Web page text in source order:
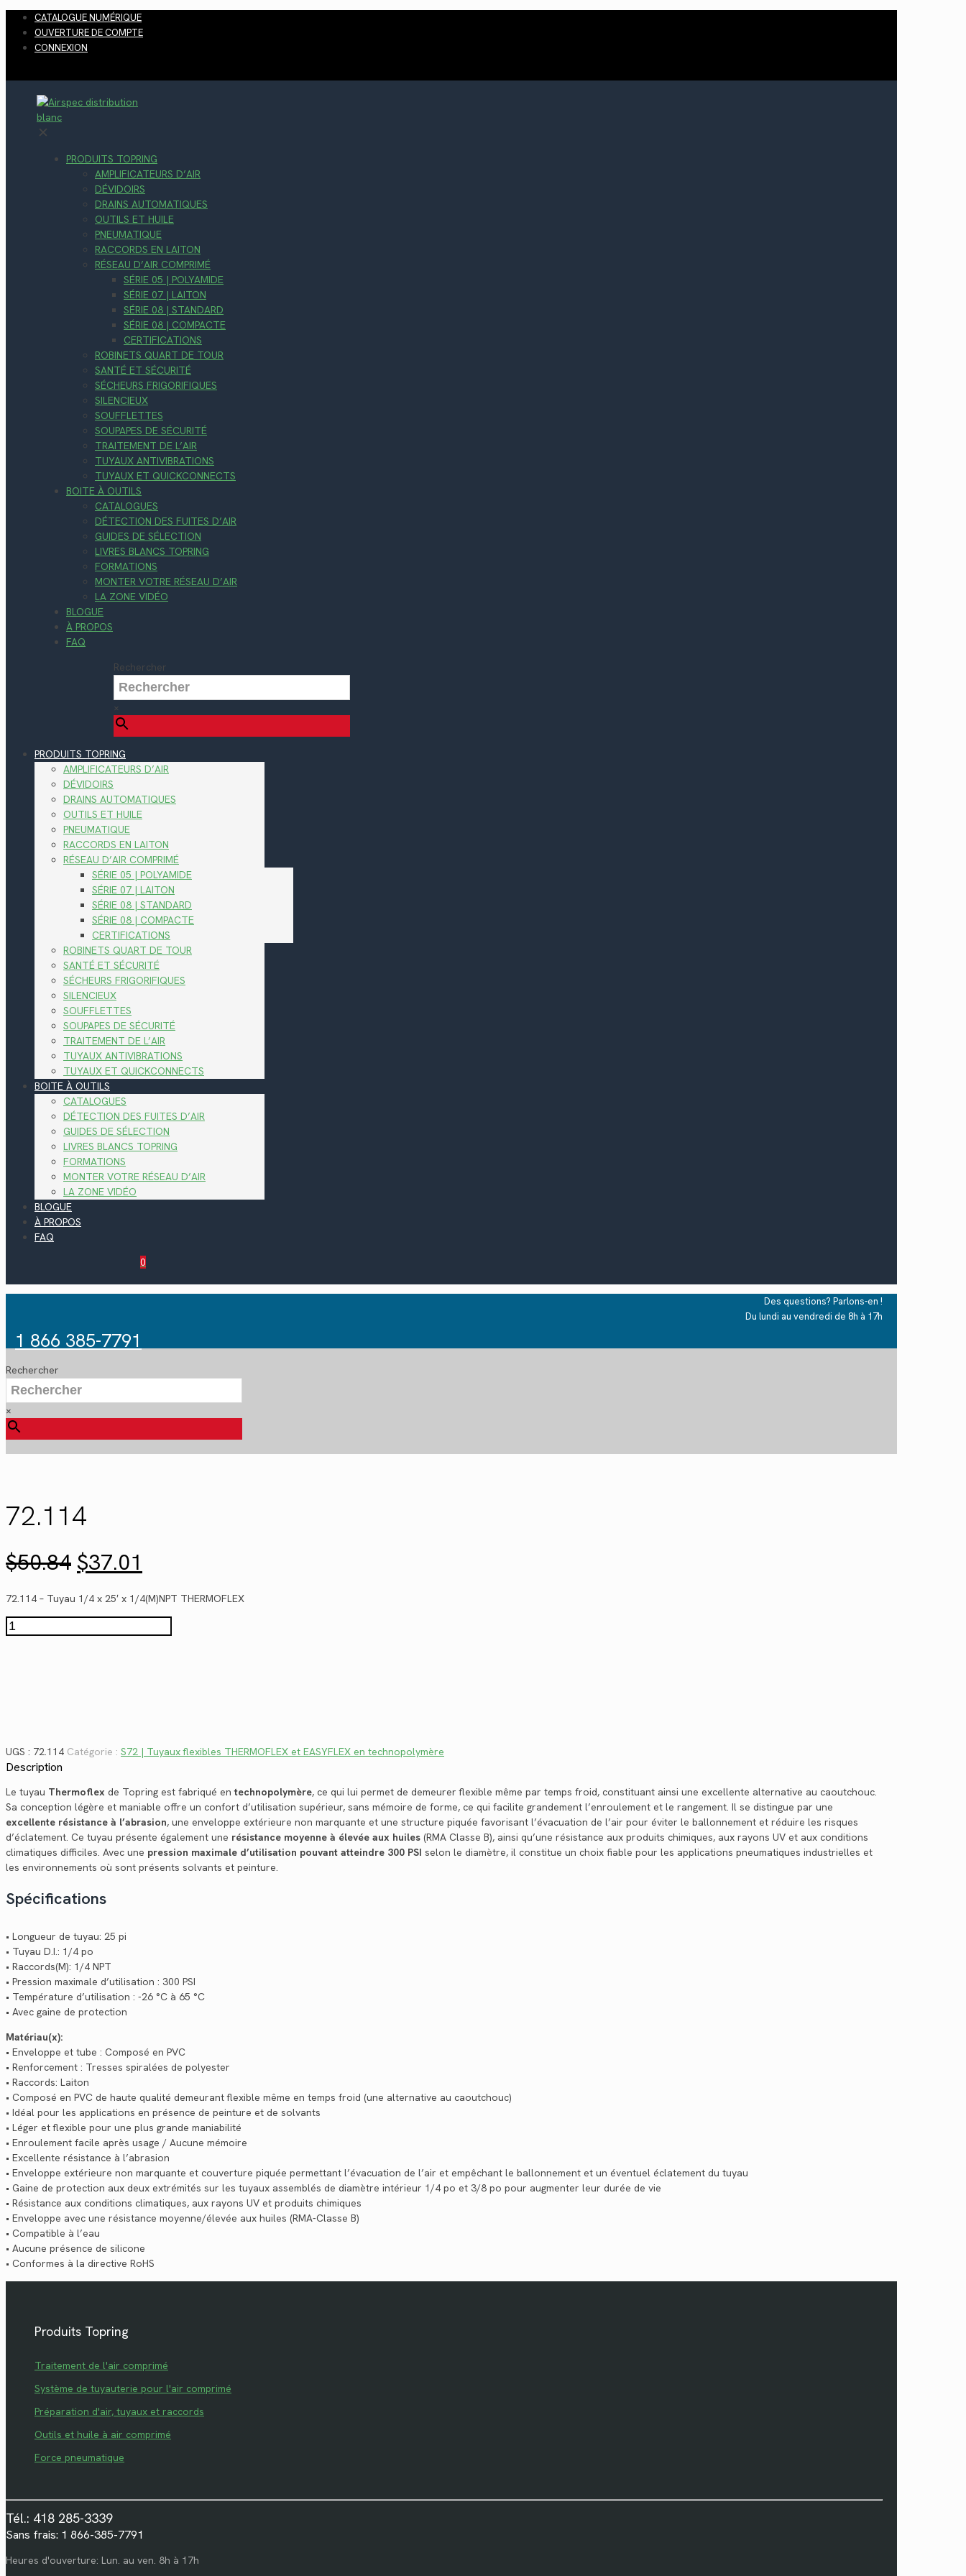
CATALOGUE NUMÉRIQUE
OUVERTURE DE COMPTE
CONNEXION
✕
PRODUITS TOPRING
AMPLIFICATEURS D’AIR
DÉVIDOIRS
DRAINS AUTOMATIQUES
OUTILS ET HUILE
PNEUMATIQUE
RACCORDS EN LAITON
RÉSEAU D’AIR COMPRIMÉ
SÉRIE 05 | POLYAMIDE
SÉRIE 07 | LAITON
SÉRIE 08 | STANDARD
SÉRIE 08 | COMPACTE
CERTIFICATIONS
ROBINETS QUART DE TOUR
SANTÉ ET SÉCURITÉ
SÉCHEURS FRIGORIFIQUES
SILENCIEUX
SOUFFLETTES
SOUPAPES DE SÉCURITÉ
TRAITEMENT DE L’AIR
TUYAUX ANTIVIBRATIONS
TUYAUX ET QUICKCONNECTS
BOITE À OUTILS
CATALOGUES
DÉTECTION DES FUITES D’AIR
GUIDES DE SÉLECTION
LIVRES BLANCS TOPRING
FORMATIONS
MONTER VOTRE RÉSEAU D’AIR
LA ZONE VIDÉO
BLOGUE
À PROPOS
FAQ
Rechercher
×
PRODUITS TOPRING
AMPLIFICATEURS D’AIR
DÉVIDOIRS
DRAINS AUTOMATIQUES
OUTILS ET HUILE
PNEUMATIQUE
RACCORDS EN LAITON
RÉSEAU D’AIR COMPRIMÉ
SÉRIE 05 | POLYAMIDE
SÉRIE 07 | LAITON
SÉRIE 08 | STANDARD
SÉRIE 08 | COMPACTE
CERTIFICATIONS
ROBINETS QUART DE TOUR
SANTÉ ET SÉCURITÉ
SÉCHEURS FRIGORIFIQUES
SILENCIEUX
SOUFFLETTES
SOUPAPES DE SÉCURITÉ
TRAITEMENT DE L’AIR
TUYAUX ANTIVIBRATIONS
TUYAUX ET QUICKCONNECTS
BOITE À OUTILS
CATALOGUES
DÉTECTION DES FUITES D’AIR
GUIDES DE SÉLECTION
LIVRES BLANCS TOPRING
FORMATIONS
MONTER VOTRE RÉSEAU D’AIR
LA ZONE VIDÉO
BLOGUE
À PROPOS
FAQ
0
Des questions? Parlons-en !
Du lundi au vendredi de 8h à 17h
1 866 385-7791
Rechercher
×
72.114
$50.84 Le
prix
initial
était :
$50.84.
$37.01
prix
actuel
est :
$37.01.
72.114 – Tuyau 1/4 x 25′ x 1/4(M)NPT THERMOFLEX
quantité
de
UGS : 72.114 Catégorie : S72 | Tuyaux flexibles THERMOFLEX et EASYFLEX en technopolymère
Description
Le tuyau Thermoflex de Topring est fabriqué entechnopolymère, ce qui lui permet de demeurer flexible même par temps froid, constituant ainsi une excellente alternative au caoutchouc.
Sa conception légère et maniable offre un confort d’utilisation supérieur, sans mémoire de forme, ce qui facilite grandement l’enroulement et le rangement. Il se distingue par une
excellente résistance à l’abrasion, une enveloppe extérieure non marquante et une structure piquée favorisant l’évacuation de l’air pour éviter le ballonnement et réduire les risques
d’éclatement. Ce tuyau présente également une résistance moyenne à élevée aux huiles (RMA Classe B), ainsi qu’une résistance aux produits chimiques, aux rayons UV et aux conditions
climatiques difficiles. Avec une pression maximale d’utilisation pouvant atteindre 300 PSI selon le diamètre, il constitue un choix fiable pour les applications pneumatiques industrielles et
les environnements où sont présents solvants et peinture.
Spécifications
• Longueur de tuyau: 25 pi
• Tuyau D.I.: 1/4 po
• Raccords(M): 1/4 NPT
• Pression maximale d’utilisation : 300 PSI
• Température d’utilisation : -26 °C à 65 °C
• Avec gaine de protection
Matériau(x):
• Enveloppe et tube : Composé en PVC
• Renforcement : Tresses spiralées de polyester
• Raccords: Laiton
• Composé en PVC de haute qualité demeurant flexible même en temps froid (une alternative au caoutchouc)
• Idéal pour les applications en présence de peinture et de solvants
• Léger et flexible pour une plus grande maniabilité
• Enroulement facile après usage / Aucune mémoire
• Excellente résistance à l’abrasion
• Enveloppe extérieure non marquante et couverture piquée permettant l’évacuation de l’air et empêchant le ballonnement et un éventuel éclatement du tuyau
• Gaine de protection aux deux extrémités sur les tuyaux assemblés de diamètre intérieur 1/4 po et 3/8 po pour augmenter leur durée de vie
• Résistance aux conditions climatiques, aux rayons UV et produits chimiques
• Enveloppe avec une résistance moyenne/élevée aux huiles (RMA-Classe B)
• Compatible à l’eau
• Aucune présence de silicone
• Conformes à la directive RoHS
Produits Topring
Traitement de l'air comprimé
Système de tuyauterie pour l'air comprimé
Préparation d'air, tuyaux et raccords
Outils et huile à air comprimé
Force pneumatique
Tél.: 418 285-3339
Sans frais: 1 866-385-7791
Heures d'ouverture: Lun. au ven. 8h à 17h